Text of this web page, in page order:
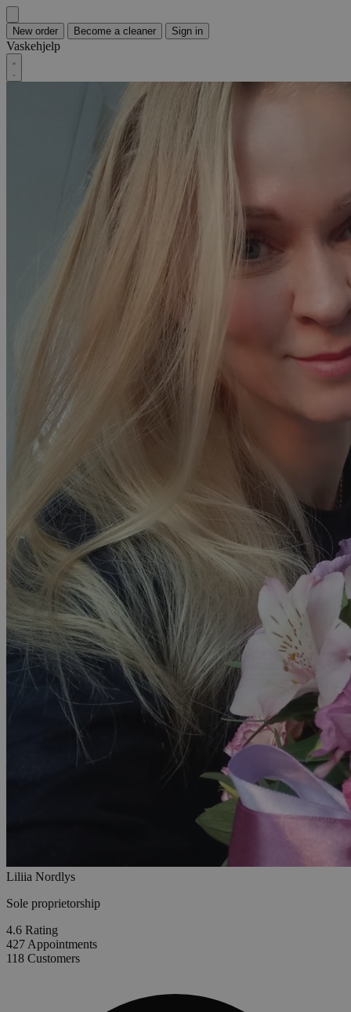
New order Become a cleaner Sign in
Vaskehjelp
Liliia Nordlys
Sole proprietorship
4.6 Rating
427 Appointments
118 Customers